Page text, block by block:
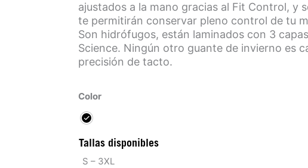
ajustados a la mano gracias al Fit Control, y
te permitirán conservar pleno control de tu
Son hidrófugos, están laminados con 3
Science. Ningún otro guante de invierno es
precisión de tacto.
Color
Tallas disponibles
S – 3XL